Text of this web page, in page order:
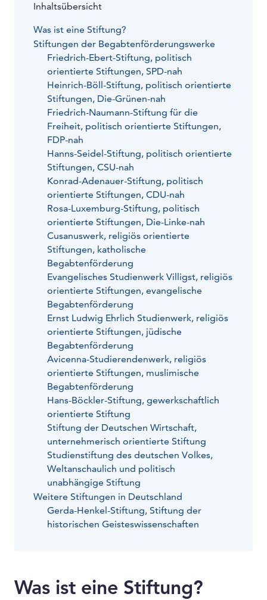
Inhaltsübersicht
Was ist eine Stiftung?
Stiftungen der Begabtenförderungswerke
Friedrich-Ebert-Stiftung, politisch
orientierte Stiftungen, SPD-nah
Heinrich-Böll-Stiftung, politisch orientierte
Stiftungen, Die-Grünen-nah
Friedrich-Naumann-Stiftung für die
Freiheit, politisch orientierte Stiftungen,
FDP-nah
Hanns-Seidel-Stiftung, politisch orientierte
Stiftungen, CSU-nah
Konrad-Adenauer-Stiftung, politisch
orientierte Stiftungen, CDU-nah
Rosa-Luxemburg-Stiftung, politisch
orientierte Stiftungen, Die-Linke-nah
Cusanuswerk, religiös orientierte
Stiftungen, katholische
Begabtenförderung
Evangelisches Studienwerk Villigst, religiös
orientierte Stiftungen, evangelische
Begabtenförderung
Ernst Ludwig Ehrlich Studienwerk, religiös
orientierte Stiftungen, jüdische
Begabtenförderung
Avicenna-Studierendenwerk, religiös
orientierte Stiftungen, muslimische
Begabtenförderung
Hans-Böckler-Stiftung, gewerkschaftlich
orientierte Stiftung
Stiftung der Deutschen Wirtschaft,
unternehmerisch orientierte Stiftung
Studienstiftung des deutschen Volkes,
Weltanschaulich und politisch
unabhängige Stiftung
Weitere Stiftungen in Deutschland
Gerda-Henkel-Stiftung, Stiftung der
historischen Geisteswissenschaften
Was ist eine Stiftung?